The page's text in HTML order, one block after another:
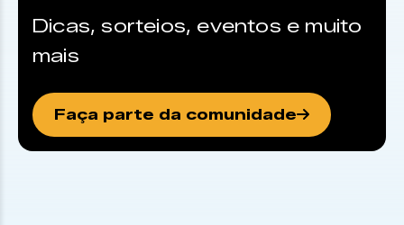
Dicas, sorteios, eventos e muito
mais
Faça parte da comunidade